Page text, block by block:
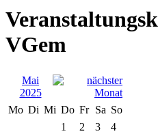
VGem
Mai
2025
Mo Di Mi Do Fr Sa So
1
2 3
4